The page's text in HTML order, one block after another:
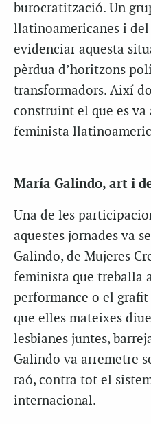
burocratització. Un
llatinoamericanes i del
evidenciar aquesta
pèrdua d’horitzons
transformadors. Així
construint el que es
feminista
María Galindo, art i
Una de les
aquestes jornades va
Galindo, de Mujeres
feminista que treballa
performance o el
que elles mateixes
lesbianes juntes,
Galindo va arremetre
raó, contra tot el
internacional.